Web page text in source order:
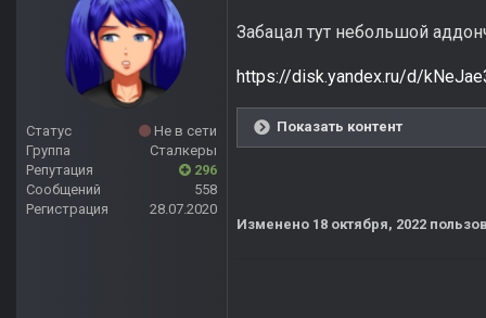
Статус
Не в сети
Группа
Сталкеры
Репутация
296
Сообщений
558
Регистрация
28.07.2020
Забацал тут небольшой
https://disk.yandex.ru/d/
Показать контент
Изменено 18 октября, 2022